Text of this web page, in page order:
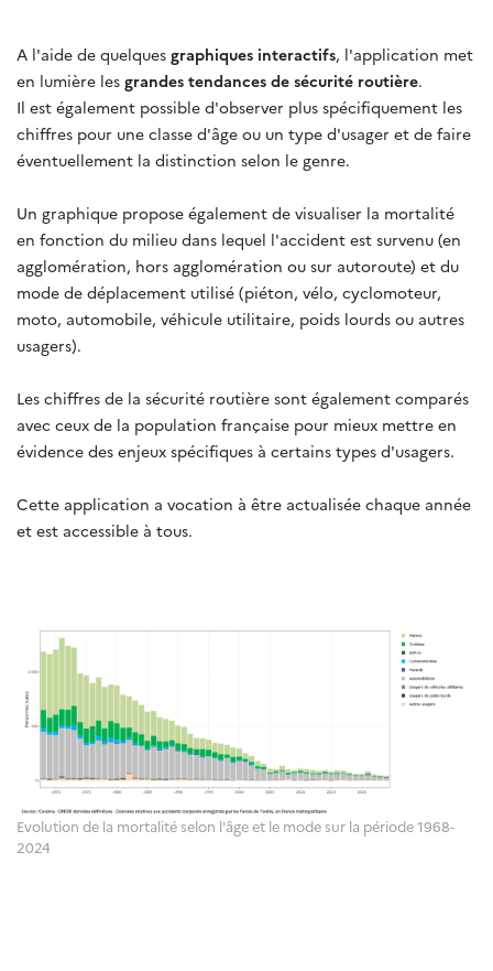
A l'aide de quelques graphiques interactifs, l'application met
en lumière les grandes tendances de sécurité routière.
Il est également possible d'observer plus spécifiquement les
chiffres pour une classe d'âge ou un type d'usager et de faire
éventuellement la distinction selon le genre.
Un graphique propose également de visualiser la mortalité
en fonction du milieu dans lequel l'accident est survenu (en
agglomération, hors agglomération ou sur autoroute) et du
mode de déplacement utilisé (piéton, vélo, cyclomoteur,
moto, automobile, véhicule utilitaire, poids lourds ou autres
usagers).
Les chiffres de la sécurité routière sont également comparés
avec ceux de la population française pour mieux mettre en
évidence des enjeux spécifiques à certains types d'usagers.
Cette application a vocation à être actualisée chaque année
et est accessible à tous.
Evolution de la mortalité selon l'âge et le mode sur la période 1968-
2024